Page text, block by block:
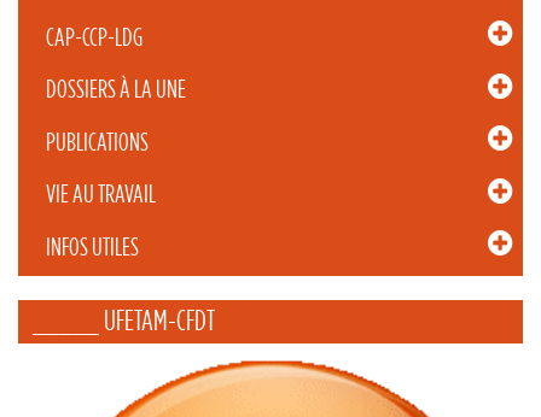
CAP-CCP-LDG
DOSSIERS À LA UNE
PUBLICATIONS
VIE AU TRAVAIL
INFOS UTILES
_____ UFETAM-CFDT